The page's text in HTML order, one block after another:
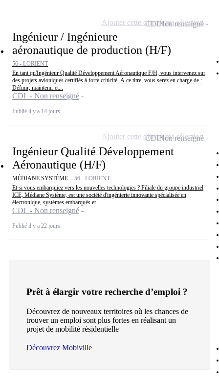
Ingénieur / Ingénieure
aéronautique de production (H/F)
56 - LORIENT
En tant qu'Ingénieur Qualité Développement Aéronautique F/H, vous intervenez sur
des projets avioniques certifiés à forte criticité. À ce titre, vous serez en charge de :
Définir, maintenir et...
CDI - Non renseigné
Publié il y a 14 jours
CDINon renseigné
Ajouter cette offre à ma sélection
Ingénieur Qualité Développement
Aéronautique (H/F)
MÉDIANE SYSTÈME - 56 - LORIENT
Et si vous embarquiez vers les nouvelles technologies ? Filiale du groupe industriel
ICE, Médiane Système, est une société d'ingénierie innovante spécialisée en
électronique, systèmes embarqués et...
CDI - Non renseigné
Publié il y a 22 jours
CDINon renseigné
Ajouter cette offre à ma sélection
Prêt à élargir votre recherche d’emploi ?
Découvrez de nouveaux territoires où les chances de
trouver un emploi sont plus fortes en réalisant un
projet de mobilité résidentielle
Découvrez Mobiville